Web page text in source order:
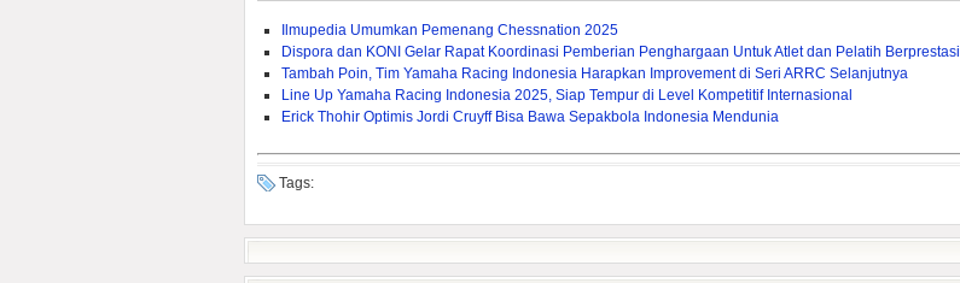
Ilmupedia Umumkan Pemenang Chessnation 2025
Dispora dan KONI Gelar Rapat Koordinasi Pemberian Penghargaan Untuk Atlet dan Pelatih Berprestasi
Tambah Poin, Tim Yamaha Racing Indonesia Harapkan Improvement di Seri ARRC Selanjutnya
Line Up Yamaha Racing Indonesia 2025, Siap Tempur di Level Kompetitif Internasional
Erick Thohir Optimis Jordi Cruyff Bisa Bawa Sepakbola Indonesia Mendunia
Tags: